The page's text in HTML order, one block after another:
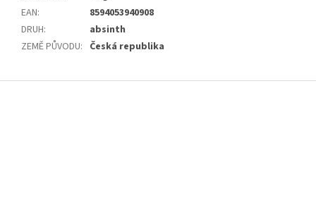
EAN:
8594053940908
DRUH:
absinth
ZEMĚ PŮVODU: Česká republika